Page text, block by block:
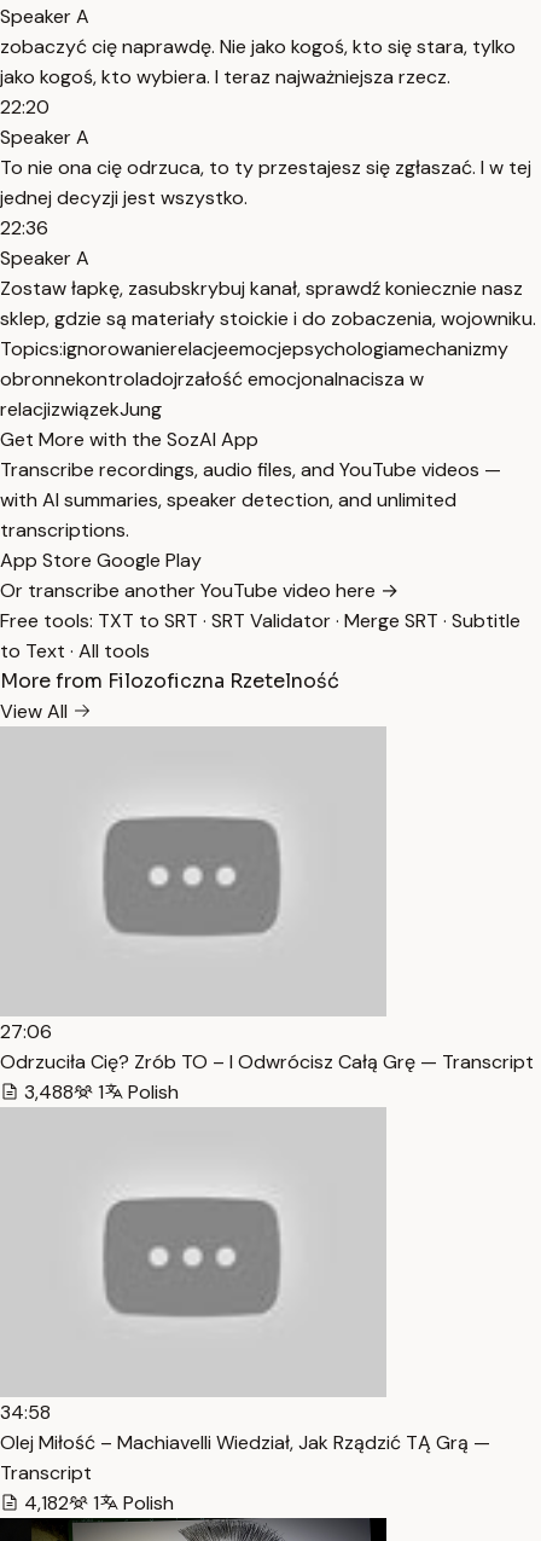
Speaker A
zobaczyć cię naprawdę. Nie jako kogoś, kto się stara, tylko
jako kogoś, kto wybiera. I teraz najważniejsza rzecz.
22:20
Speaker A
To nie ona cię odrzuca, to ty przestajesz się zgłaszać. I w tej
jednej decyzji jest wszystko.
22:36
Speaker A
Zostaw łapkę, zasubskrybuj kanał, sprawdź koniecznie nasz
sklep, gdzie są materiały stoickie i do zobaczenia, wojowniku.
Topics:ignorowanierelacjeemocjepsychologiamechanizmy
obronnekontroladojrzałość emocjonalnacisza w
relacjizwiązekJung
Get More with the SozAI App
Transcribe recordings, audio files, and YouTube videos —
with AI summaries, speaker detection, and unlimited
transcriptions.
App Store Google Play
Or transcribe another YouTube video here →
Free tools: TXT to SRT · SRT Validator· Merge SRT · Subtitle
to Text · All tools
More from Filozoficzna Rzetelność
View All
27:06
Odrzuciła Cię? Zrób TO – I Odwrócisz Całą Grę — Transcript
3,488
1 Polish
34:58
Olej Miłość – Machiavelli Wiedział, Jak Rządzić TĄ Grą —
Transcript
4,182
1 Polish